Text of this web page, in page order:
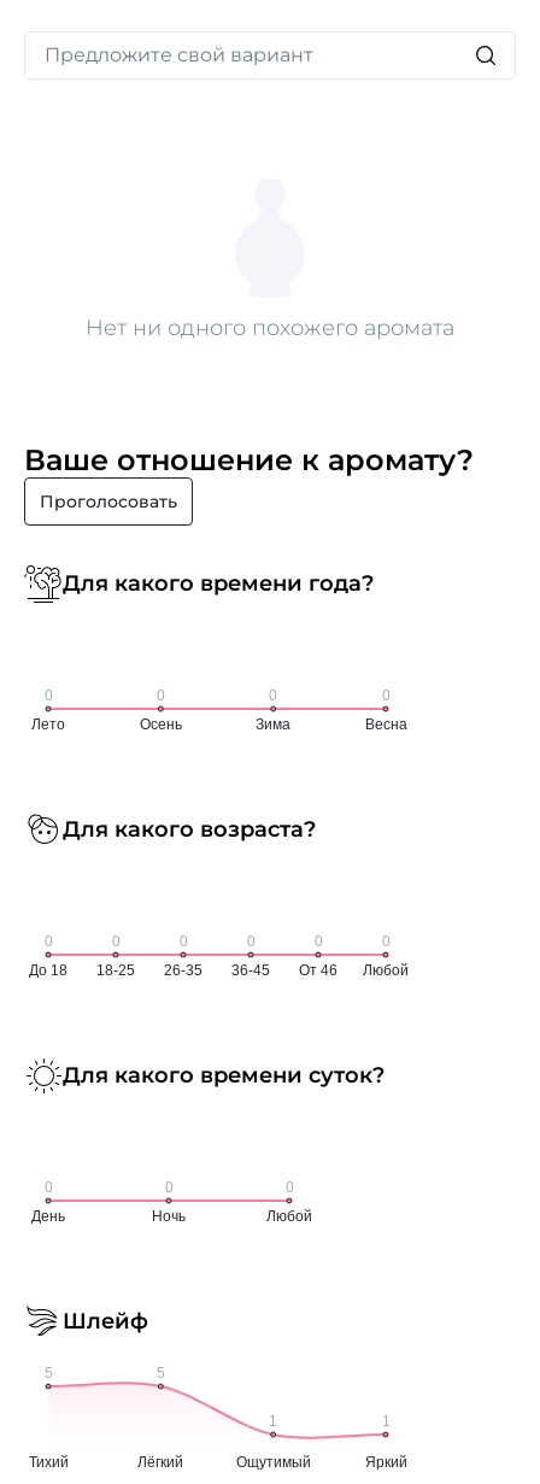
Нет ни одного похожего аромата
Ваше отношение к аромату?
Проголосовать
Для какого времени года?
Для какого возраста?
Для какого времени суток?
Шлейф